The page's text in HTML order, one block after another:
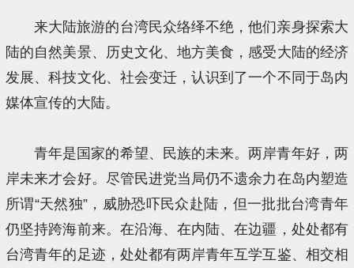
来大陆旅游的台湾民众络绎不绝，他们亲身探索大
陆的自然美景、历史文化、地方美食，感受大陆的经济
发展、科技文化、社会变迁，认识到了一个不同于岛内
媒体宣传的大陆。
青年是国家的希望、民族的未来。两岸青年好，两
岸未来才会好。尽管民进党当局仍不遗余力在岛内塑造
所谓“天然独”，威胁恐吓民众赴陆，但一批批台湾青年
仍坚持跨海前来。在沿海、在内陆、在边疆，处处都有
台湾青年的足迹，处处都有两岸青年互学互鉴、相交相